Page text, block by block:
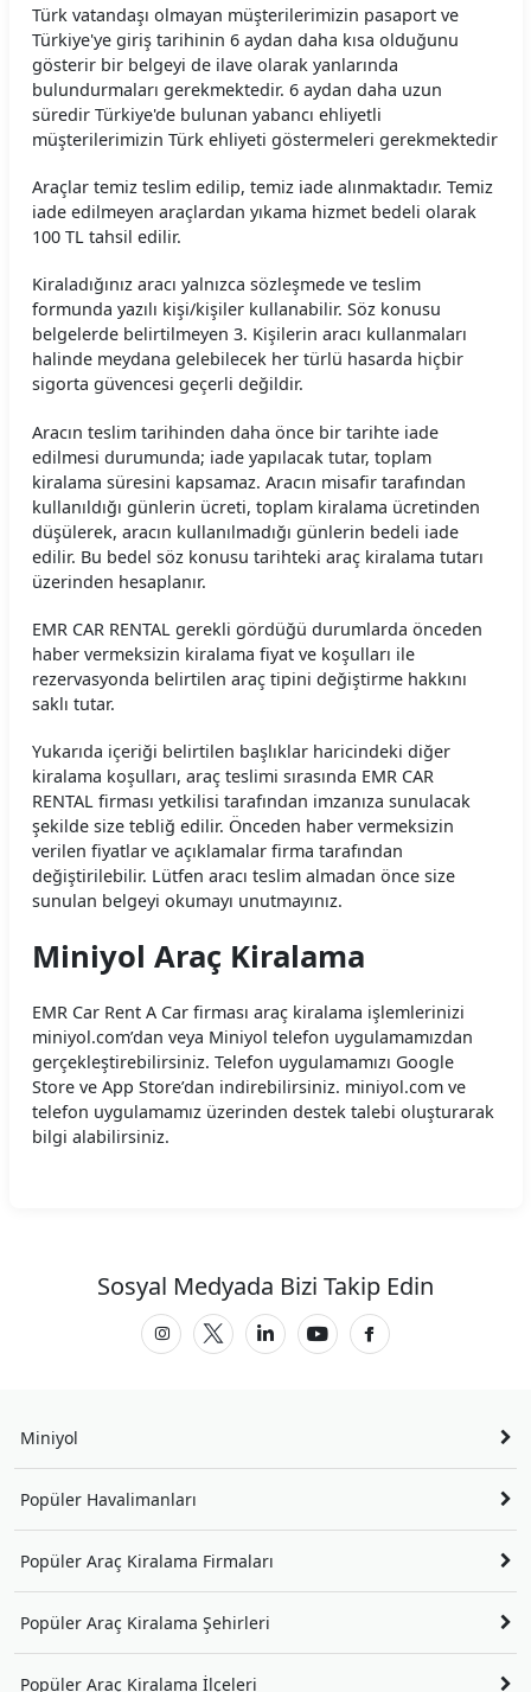
Türk vatandaşı olmayan müşterilerimizin pasaport ve
Türkiye'ye giriş tarihinin 6 aydan daha kısa olduğunu
gösterir bir belgeyi de ilave olarak yanlarında
bulundurmaları gerekmektedir. 6 aydan daha uzun
süredir Türkiye'de bulunan yabancı ehliyetli
müşterilerimizin Türk ehliyeti göstermeleri gerekmektedir
Araçlar temiz teslim edilip, temiz iade alınmaktadır. Temiz
iade edilmeyen araçlardan yıkama hizmet bedeli olarak
100 TL tahsil edilir.
Kiraladığınız aracı yalnızca sözleşmede ve teslim
formunda yazılı kişi/kişiler kullanabilir. Söz konusu
belgelerde belirtilmeyen 3. Kişilerin aracı kullanmaları
halinde meydana gelebilecek her türlü hasarda hiçbir
sigorta güvencesi geçerli değildir.
Aracın teslim tarihinden daha önce bir tarihte iade
edilmesi durumunda; iade yapılacak tutar, toplam
kiralama süresini kapsamaz. Aracın misafir tarafından
kullanıldığı günlerin ücreti, toplam kiralama ücretinden
düşülerek, aracın kullanılmadığı günlerin bedeli iade
edilir. Bu bedel söz konusu tarihteki araç kiralama tutarı
üzerinden hesaplanır.
EMR CAR RENTAL gerekli gördüğü durumlarda önceden
haber vermeksizin kiralama fiyat ve koşulları ile
rezervasyonda belirtilen araç tipini değiştirme hakkını
saklı tutar.
Yukarıda içeriği belirtilen başlıklar haricindeki diğer
kiralama koşulları, araç teslimi sırasında EMR CAR
RENTAL firması yetkilisi tarafından imzanıza sunulacak
şekilde size tebliğ edilir. Önceden haber vermeksizin
verilen fiyatlar ve açıklamalar firma tarafından
değiştirilebilir. Lütfen aracı teslim almadan önce size
sunulan belgeyi okumayı unutmayınız.
Miniyol Araç Kiralama
EMR Car Rent A Car firması araç kiralama işlemlerinizi
miniyol.com’dan veya Miniyol telefon uygulamamızdan
gerçekleştirebilirsiniz. Telefon uygulamamızı Google
Store ve App Store’dan indirebilirsiniz. miniyol.com ve
telefon uygulamamız üzerinden destek talebi oluşturarak
bilgi alabilirsiniz.
Sosyal Medyada Bizi Takip Edin
Miniyol
Popüler Havalimanları
Popüler Araç Kiralama Firmaları
Popüler Araç Kiralama Şehirleri
Popüler Araç Kiralama İlçeleri